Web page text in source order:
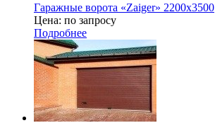
Гаражные ворота «Zaiger» 2200х3500
Цена: по запросу
Подробнее